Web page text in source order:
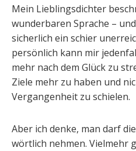
Mein Lieblingsdichter
wunderbaren Sprache –
sicherlich ein schier
persönlich kann mir
mehr nach dem Glück zu
Ziele mehr zu haben und
Vergangenheit zu schielen.
Aber ich denke, man darf
wörtlich nehmen. Vielmehr